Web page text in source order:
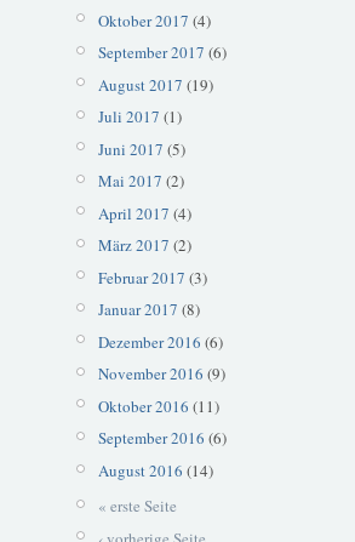
Oktober 2017 (4)
September 2017 (6)
August 2017 (19)
Juli 2017 (1)
Juni 2017 (5)
Mai 2017 (2)
April 2017 (4)
März 2017 (2)
Februar 2017 (3)
Januar 2017 (8)
Dezember 2016 (6)
November 2016 (9)
Oktober 2016 (11)
September 2016 (6)
August 2016 (14)
« erste Seite